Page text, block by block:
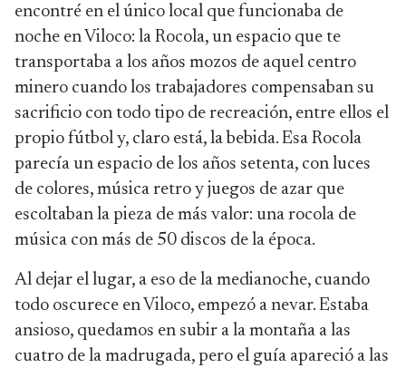
encontré en el único local que funcionaba de
noche en Viloco: la Rocola, un espacio que te
transportaba a los años mozos de aquel centro
minero cuando los trabajadores compensaban su
sacrificio con todo tipo de recreación, entre ellos el
propio fútbol y, claro está, la bebida. Esa Rocola
parecía un espacio de los años setenta, con luces
de colores, música retro y juegos de azar que
escoltaban la pieza de más valor: una rocola de
música con más de 50 discos de la época.
Al dejar el lugar, a eso de la medianoche, cuando
todo oscurece en Viloco, empezó a nevar. Estaba
ansioso, quedamos en subir a la montaña a las
cuatro de la madrugada, pero el guía apareció a las